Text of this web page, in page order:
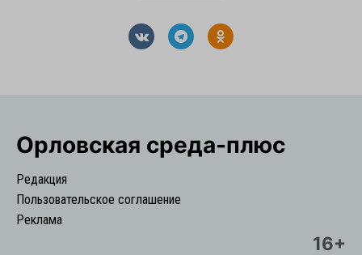
Орловская cреда-плюс
Редакция
Пользовательское соглашение
Реклама
16+